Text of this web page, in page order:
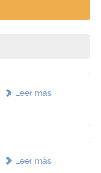
Leer más
Leer más